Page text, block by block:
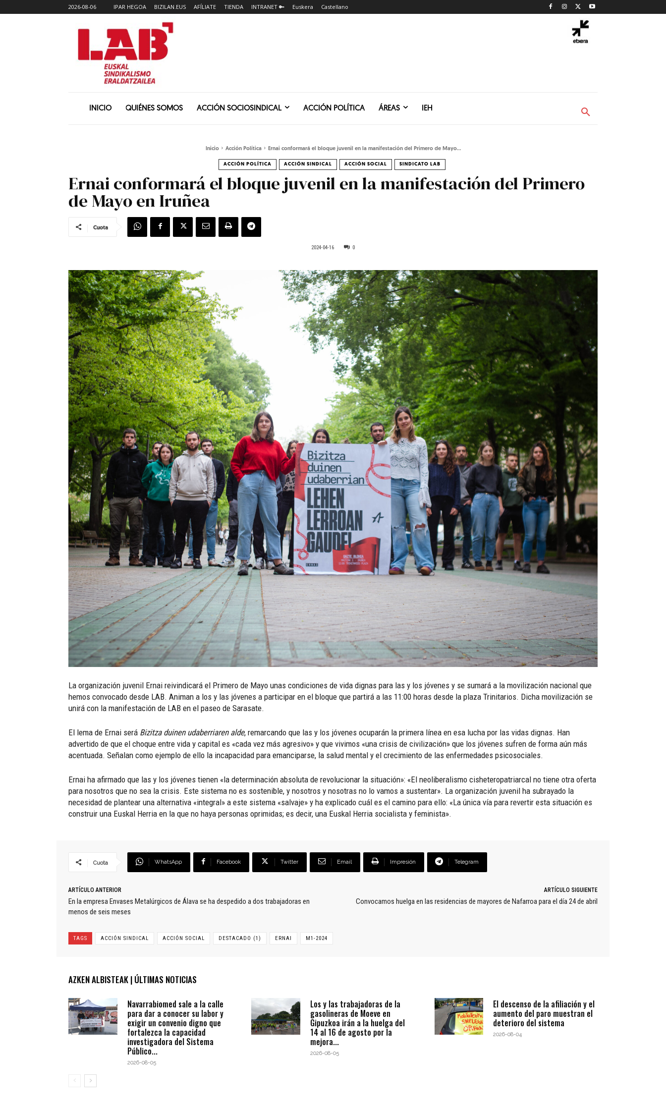
2026-08-06 IPAR HEGOA BIZILAN.EUS AFÍLIATE TIENDA INTRANET 🔑 Euskera Castellano
INICIO QUIÉNES SOMOS ACCIÓN SOCIOSINDICAL ACCIÓN POLÍTICA ÁREAS IEH
Inicio Acción Política Ernai conformará el bloque juvenil en la manifestación del Primero de Mayo...
ACCIÓN POLÍTICA ACCIÓN SINDICAL ACCIÓN SOCIAL SINDICATO LAB
Ernai conformará el bloque juvenil en la manifestación del Primero
de Mayo en Iruñea
Cuota
2024-04-16 0
La organización juvenil Ernai reivindicará el Primero de Mayo unas condiciones de vida dignas para las y los jóvenes y se sumará a la movilización nacional que
hemos convocado desde LAB. Animan a los y las jóvenes a participar en el bloque que partirá a las 11:00 horas desde la plaza Trinitarios. Dicha movilización se
unirá con la manifestación de LAB en el paseo de Sarasate.
El lema de Ernai será Bizitza duinen udaberriaren alde, remarcando que las y los jóvenes ocuparán la primera línea en esa lucha por las vidas dignas. Han
advertido de que el choque entre vida y capital es «cada vez más agresivo» y que vivimos «una crisis de civilización» que los jóvenes sufren de forma aún más
acentuada. Señalan como ejemplo de ello la incapacidad para emanciparse, la salud mental y el crecimiento de las enfermedades psicosociales.
Ernai ha afirmado que las y los jóvenes tienen «la determinación absoluta de revolucionar la situación»: «El neoliberalismo cisheteropatriarcal no tiene otra oferta
para nosotros que no sea la crisis. Este sistema no es sostenible, y nosotros y nosotras no lo vamos a sustentar». La organización juvenil ha subrayado la
necesidad de plantear una alternativa «integral» a este sistema «salvaje» y ha explicado cuál es el camino para ello: «La única vía para revertir esta situación es
construir una Euskal Herria en la que no haya personas oprimidas; es decir, una Euskal Herria socialista y feminista».
Cuota WhatsApp Facebook Twitter Email Impresión Telegram
ARTÍCULO ANTERIOR
En la empresa Envases Metalúrgicos de Álava se ha despedido a dos trabajadoras en
menos de seis meses
ARTÍCULO SIGUIENTE
Convocamos huelga en las residencias de mayores de Nafarroa para el día 24 de abril
TAGS ACCIÓN SINDICAL ACCIÓN SOCIAL DESTACADO (1) ERNAI M1-2024
AZKEN ALBISTEAK | ÚLTIMAS NOTICIAS
Navarrabiomed sale a la calle
para dar a conocer su labor y
exigir un convenio digno que
fortalezca la capacidad
investigadora del Sistema
Público...
2026-08-05
Los y las trabajadoras de la
gasolineras de Moeve en
Gipuzkoa irán a la huelga del
14 al 16 de agosto por la
mejora...
2026-08-05
El descenso de la afiliación y el
aumento del paro muestran el
deterioro del sistema
2026-08-04